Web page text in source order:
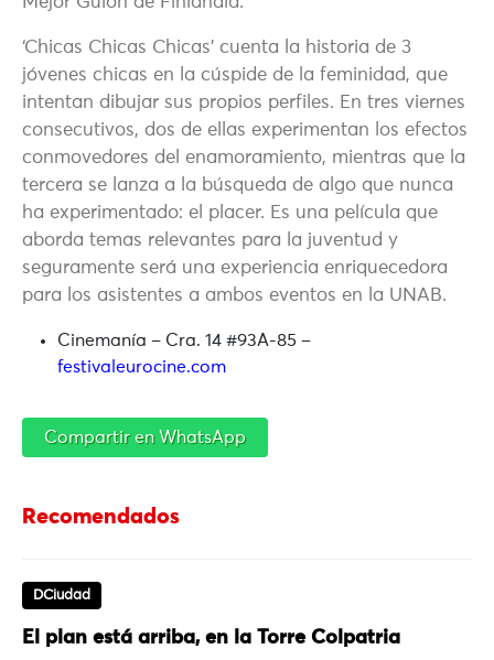
‘Chicas Chicas Chicas’ cuenta la historia de 3
jóvenes chicas en la cúspide de la feminidad, que
intentan dibujar sus propios perfiles. En tres viernes
consecutivos, dos de ellas experimentan los efectos
conmovedores del enamoramiento, mientras que la
tercera se lanza a la búsqueda de algo que nunca
ha experimentado: el placer. Es una película que
aborda temas relevantes para la juventud y
seguramente será una experiencia enriquecedora
para los asistentes a ambos eventos en la UNAB.
Cinemanía – Cra. 14 #93A-85 –
festivaleurocine.com
Compartir en WhatsApp
Recomendados
DCiudad
El plan está arriba, en la Torre Colpatria